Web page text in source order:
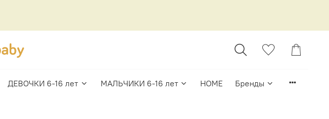
ДЕВОЧКИ 6-16 лет МАЛЬЧИКИ 6-16 лет HOME Бренды